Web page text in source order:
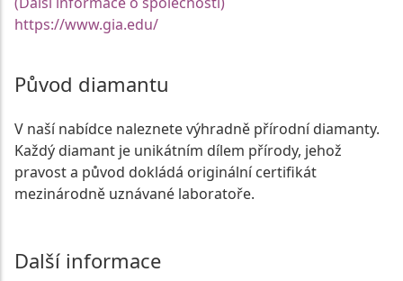
https://www.gia.edu/
Původ diamantu
V naší nabídce naleznete výhradně přírodní diamanty.
Každý diamant je unikátním dílem přírody, jehož
pravost a původ dokládá originální certifikát
mezinárodně uznávané laboratoře.
Další informace